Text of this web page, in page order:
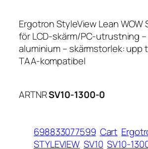
Ergotron StyleView Lean WOW
för LCD-skärm/PC-utrustning –
aluminium – skärmstorlek: upp
TAA-kompatibel
ARTNRSV10-1300-0
698833077599 Cart
STYLEVIEW SV10 SV10-